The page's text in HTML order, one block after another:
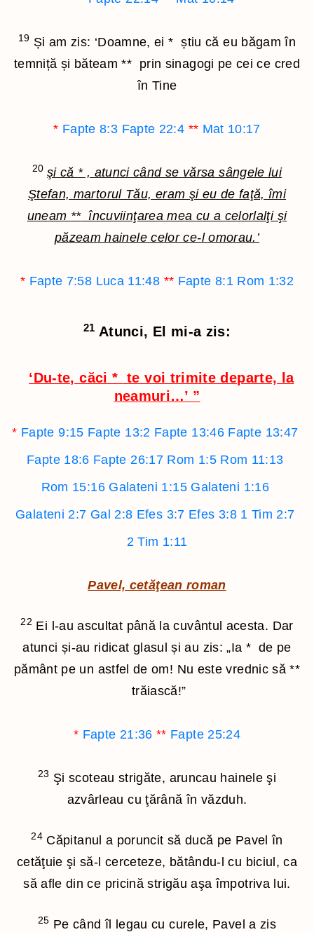
19 Și am zis: ‘Doamne, ei* știu că eu băgam în
temniță și băteam** prin sinagogi pe cei ce cred
în Tine
* Fapte 8:3 Fapte 22:4 ** Mat 10:17
20 şi că *, atunci când se vărsa sângele lui
Ştefan, martorul Tău, eram şi eu de faţă, îmi
uneam **încuviinţarea mea cu a celorlalţi şi
păzeam hainele celor ce-l omorau.’
* Fapte 7:58 Luca 11:48 ** Fapte 8:1 Rom 1:32
21 Atunci, El mi-a zis:
‘Du-te, căci * te voi trimite departe, la
neamuri…’ ”
* Fapte 9:15 Fapte 13:2 Fapte 13:46 Fapte 13:47
Fapte 18:6 Fapte 26:17 Rom 1:5 Rom 11:13
Rom 15:16 Galateni 1:15 Galateni 1:16
Galateni 2:7 Gal 2:8 Efes 3:7 Efes 3:8 1 Tim 2:7
2 Tim 1:11
Pavel, cetăţean roman
22 Ei l-au ascultat până la cuvântul acesta. Dar
atunci și-au ridicat glasul și au zis: „Ia * de pe
pământ pe un astfel de om! Nu este vrednic să**
trăiască!”
* Fapte 21:36 ** Fapte 25:24
23 Şi scoteau strigăte, aruncau hainele şi
azvârleau cu ţărână în văzduh.
24Căpitanul a poruncit să ducă pe Pavel în
cetăţuie şi să-l cerceteze, bătându-l cu biciul, ca
să afle din ce pricină strigău aşa împotriva lui.
25 Pe când îl legau cu curele, Pavel a zis